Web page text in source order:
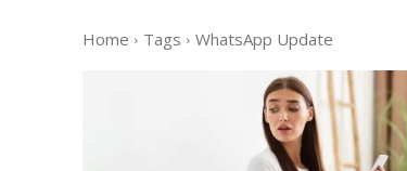
Home Tags WhatsApp Update